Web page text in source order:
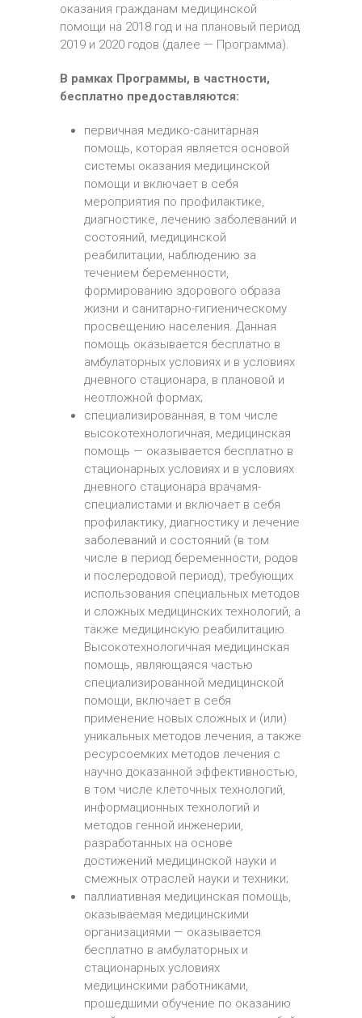
оказания гражданам медицинской
помощи на 2018 год и на плановый период
2019 и 2020 годов (далее — Программа).
В рамках Программы, в частности,
бесплатно предоставляются:
первичная медико-санитарная
помощь, которая является основой
системы оказания медицинской
помощи и включает в себя
мероприятия по профилактике,
диагностике, лечению заболеваний и
состояний, медицинской
реабилитации, наблюдению за
течением беременности,
формированию здорового образа
жизни и санитарно-гигиеническому
просвещению населения. Данная
помощь оказывается бесплатно в
амбулаторных условиях и в условиях
дневного стационара, в плановой и
неотложной формах;
специализированная, в том числе
высокотехнологичная, медицинская
помощь — оказывается бесплатно в
стационарных условиях и в условиях
дневного стационара врачамя-
специалистами и включает в себя
профилактику, диагностику и лечение
заболеваний и состояний (в том
числе в период беременности, родов
и послеродовой период), требующих
использования специальных методов
и сложных медицинских технологий, а
также медицинскую реабилитацию.
Высокотехнологичная медицинская
помощь, являющаяся частью
специализированной медицинской
помощи, включает в себя
применение новых сложных и (или)
уникальных методов лечения, а также
ресурсоемких методов лечения с
научно доказанной эффективностью,
в том числе клеточных технологий,
информационных технологий и
методов генной инженерии,
разработанных на основе
достижений медицинской науки и
смежных отраслей науки и техники;
паллиативная медицинская помощь,
оказываемая медицинскими
организациями — оказывается
бесплатно в амбулаторных и
стационарных условиях
медицинскими работниками,
прошедшими обучение по оказанию